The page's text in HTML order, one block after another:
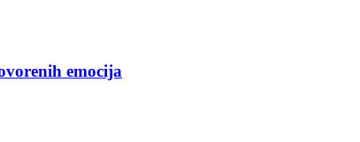
emocija